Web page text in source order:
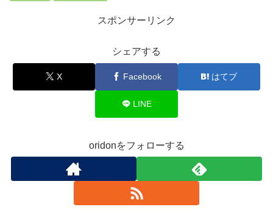
スポンサーリンク
シェアする
X Facebook はてブ
LINE
oridonをフォローする